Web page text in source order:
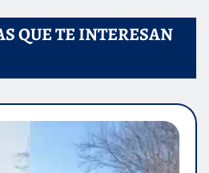
QUE TE INTERESAN